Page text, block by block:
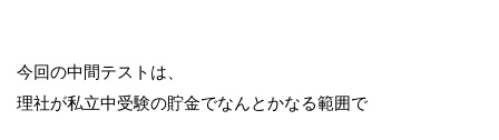
今回の中間テストは、
理社が私立中受験の貯金でなんとかなる範囲で